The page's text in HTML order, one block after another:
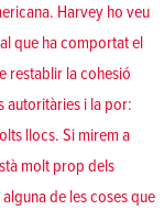
Harvey ho veu
que ha comportat el
restablir la cohesió
autoritàries i la por:
llocs. Si mirem a
molt prop dels
de les coses que